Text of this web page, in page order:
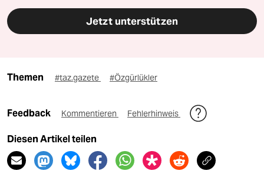
Jetzt unterstützen
Themen #taz.gazete #Özgürlükler
Feedback Kommentieren Fehlerhinweis
Diesen Artikel teilen